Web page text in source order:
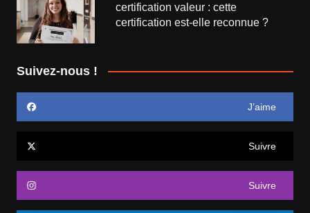
certification valeur : cette
certification est-elle reconnue ?
Suivez-nous !
J’aime
Suivre
Suivre